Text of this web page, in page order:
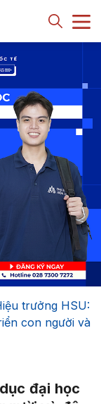
trưởng HSU:
con người và
đại học